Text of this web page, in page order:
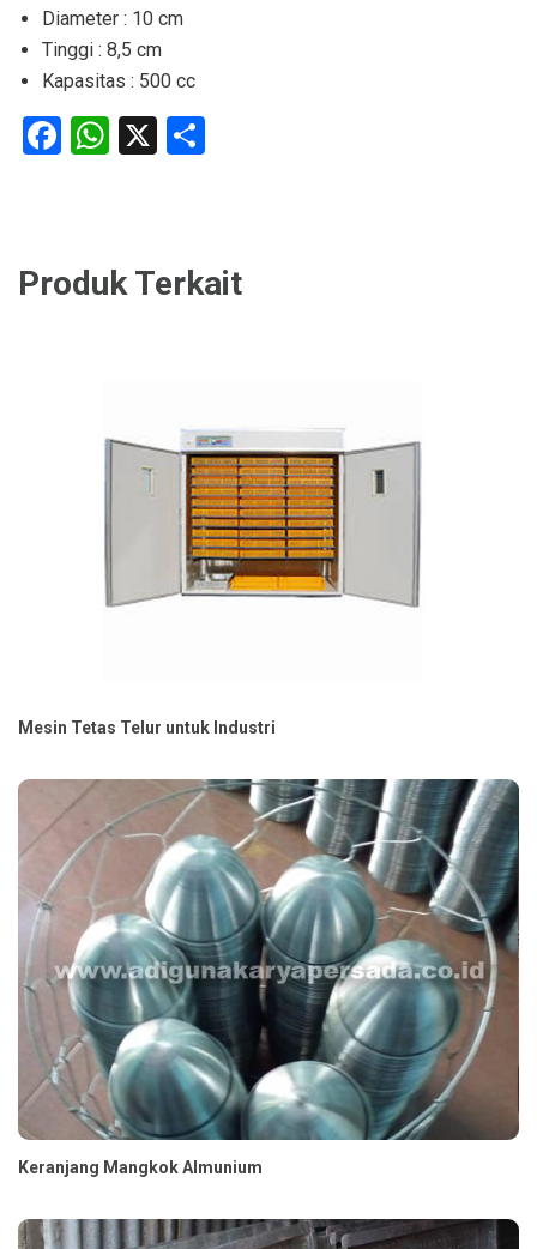
Diameter : 10 cm
Tinggi : 8,5 cm
Kapasitas : 500 cc
Facebook
WhatsApp
X
Produk Terkait
Mesin Tetas Telur untuk Industri
Keranjang Mangkok Almunium